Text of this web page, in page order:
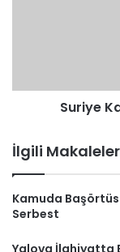
Suriye
İlgili Makaleler
Kamuda
Serbest
Yalova İlahiyatta